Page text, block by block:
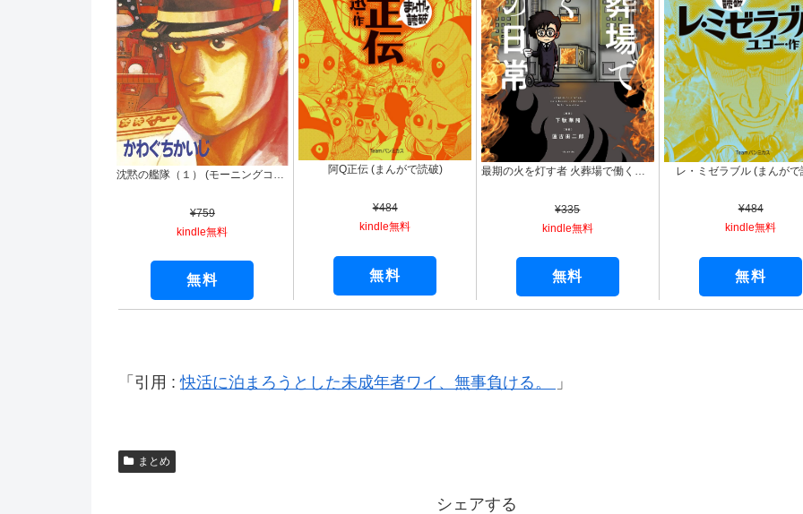
沈黙の艦隊（１） (モーニングコミックス)
¥759
kindle無料
無料
阿Q正伝 (まんがで読破)
¥484
kindle無料
無料
最期の火を灯す者 火葬場で働く僕の日常 (バンブーコミックス エッセイセレクション)
¥335
kindle無料
無料
レ・ミゼラブル (まんがで
¥484
kindle無料
無料
引用 :快活に泊まろうとした未成年者ワイ、無事負ける。
まとめ
シェアする